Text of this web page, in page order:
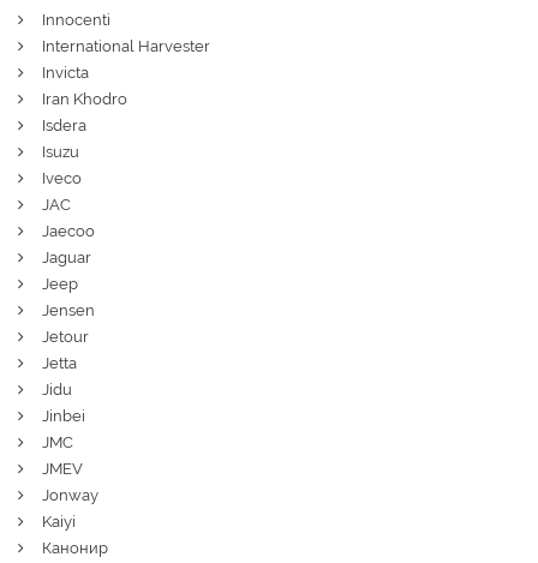
Innocenti
International Harvester
Invicta
Iran Khodro
Isdera
Isuzu
Iveco
JAC
Jaecoo
Jaguar
Jeep
Jensen
Jetour
Jetta
Jidu
Jinbei
JMC
JMEV
Jonway
Kaiyi
Канонир